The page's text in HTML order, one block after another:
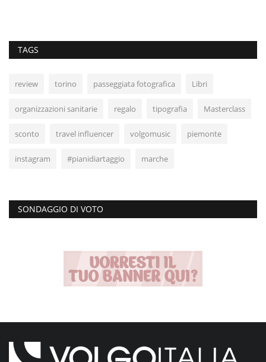
TAGS
review torino passeggiata fotografica Libri
organizzazioni sanitarie regalo tipografia Masterclass
sconto travel influencer volgomusic piemonte
instagram #pianidiartaggio marche
SONDAGGIO DI VOTO